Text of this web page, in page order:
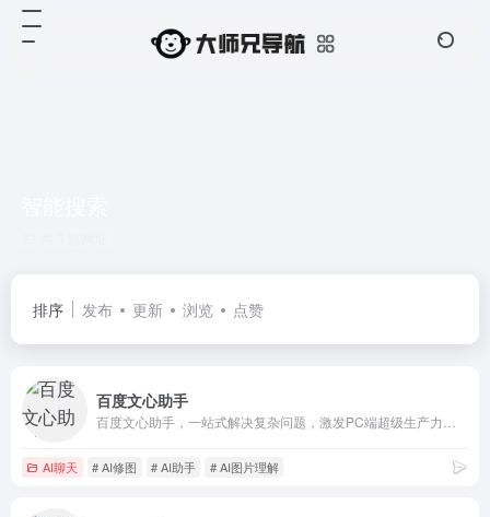
排序 发布 更新 浏览 点赞
百度文心助手
AI聊天 # AI修图 # AI助手 # AI图片理解